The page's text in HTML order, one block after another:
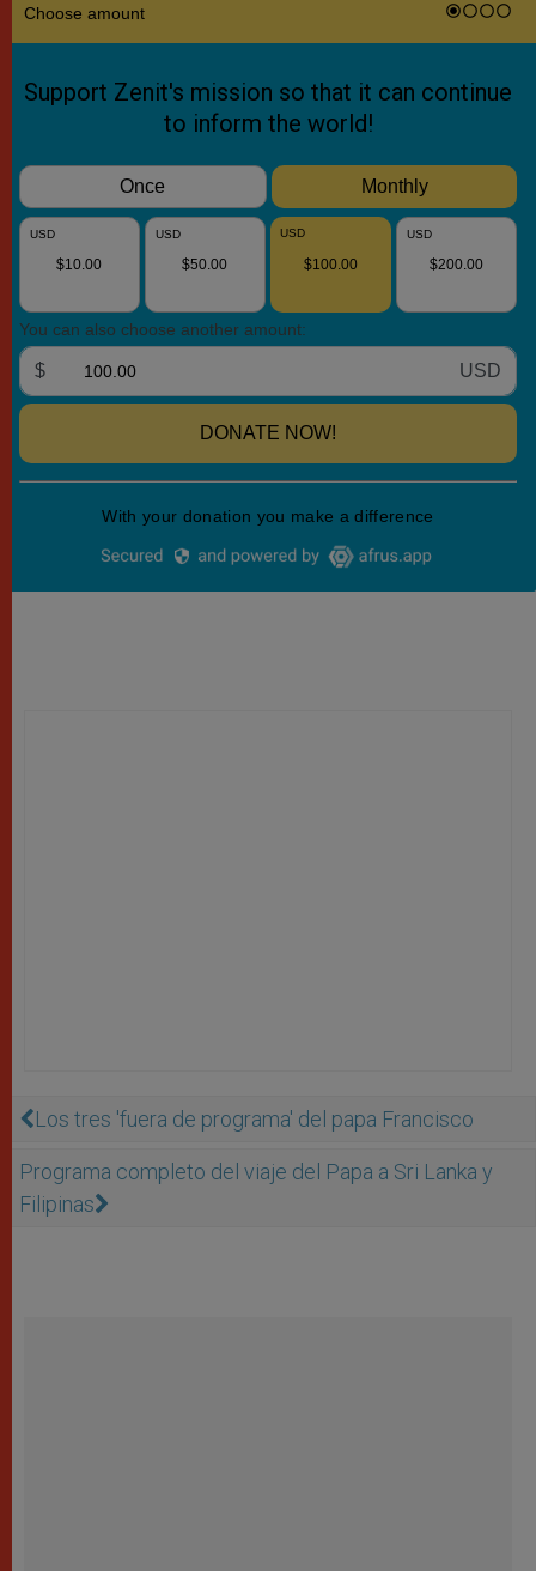
Los tres 'fuera de programa' del papa Francisco
Programa completo del viaje del Papa a Sri Lanka y
Filipinas